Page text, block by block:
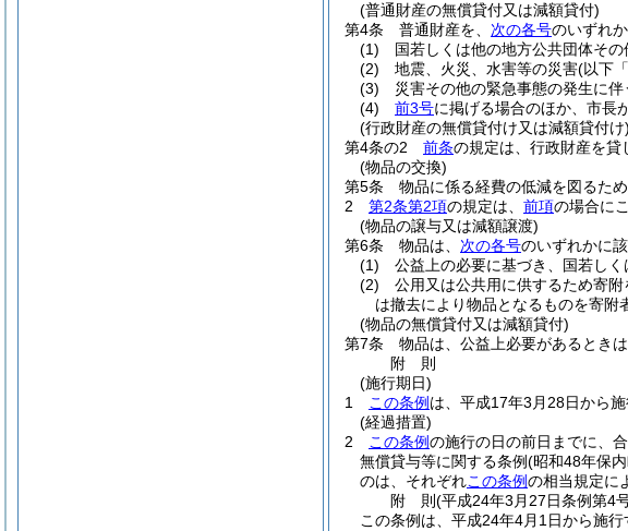
(普通財産の無償貸付又は減額貸付)
第4条
普通財産を、 次の各号のいずれ
(1)
国若しくは他の地方公共団体そ
(2)
地震、火災、水害等の災害(以下
(3)
災害その他の緊急事態の発生に
(4)
前3号に掲げる場合のほか、市長
(行政財産の無償貸付け又は減額貸付け)
第4条の2
前条の規定は、行政財産を貸
(物品の交換)
第5条
物品に係る経費の低減を図るた
2
第2条第2項の規定は、 前項の場合に
(物品の譲与又は減額譲渡)
第6条
物品は、 次の各号のいずれかに
(1)
公益上の必要に基づき、国若し
(2)
公用又は公共用に供するため寄
は撤去により物品となるものを寄附
(物品の無償貸付又は減額貸付)
第7条
物品は、公益上必要があるとき
附 則
(施行期日)
1
この条例 は、平成17年3月28日から施
(経過措置)
2
この条例の施行の日の前日までに、
無償貸与等に関する条例(昭和48年保
のは、それぞれこの条例の相当規定に
附 則(平成24年3月27日条例第4
この条例は、平成24年4月1日から施行